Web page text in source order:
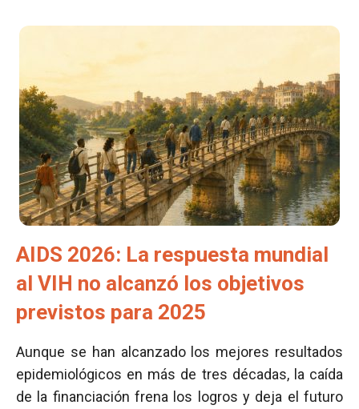
AIDS 2026: La respuesta mundial
al VIH no alcanzó los objetivos
previstos para 2025
Aunque se han alcanzado los mejores resultados
epidemiológicos en más de tres décadas, la caída
de la financiación frena los logros y deja el futuro